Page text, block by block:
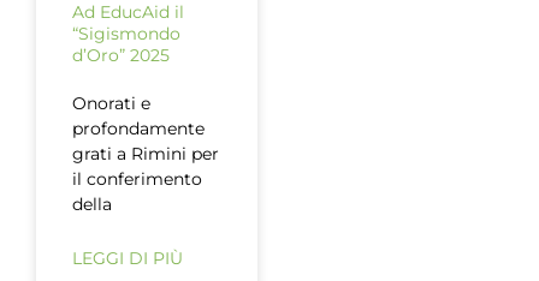
Ad EducAid il
“Sigismondo
d’Oro” 2025
Onorati e
profondamente
grati a Rimini per
il conferimento
della
LEGGI DI PIÙ